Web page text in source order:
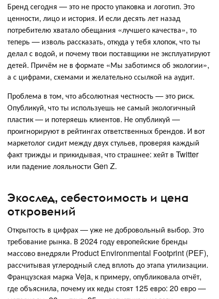
Бренд сегодня — это не просто упаковка и логотип. Это
ценности, лицо и история. И если десять лет назад
потребителю хватало обещания «лучшего качества», то
теперь — изволь рассказать, откуда у тебя хлопок, что ты
делал с водой, и почему твои поставщики не эксплуатируют
детей. Причём не в формате «Мы заботимся об экологии»,
а с цифрами, схемами и желательно ссылкой на аудит.
Проблема в том, что абсолютная честность — это риск.
Опубликуй, что ты используешь не самый экологичный
пластик — и потеряешь клиентов. Не опубликуй —
проигнорируют в рейтингах ответственных брендов. И вот
маркетолог сидит между двух стульев, проверяя каждый
факт трижды и прикидывая, что страшнее: хейт в Twitter
или падение лояльности Gen Z.
Экослед, себестоимость и цена
откровений
Открытость в цифрах — уже не добровольный выбор. Это
требование рынка. В 2024 году европейские бренды
массово внедряли Product Environmental Footprint (PEF),
рассчитывая углеродный след вплоть до этапа утилизации.
Французская марка Veja, к примеру, опубликовала отчёт,
где объяснила, почему их кеды стоят 125 евро: 20 евро —